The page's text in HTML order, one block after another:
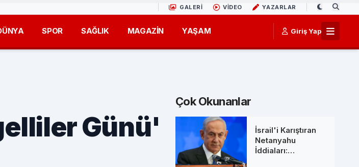
GALERİ VİDEO YAZARLAR
SPOR SAĞLIK MAGAZİN YAŞAM Giriş Yap
Günü'
Çok Okunanlar
İsrail'i Karıştıran
Netanyahu
İddiaları: